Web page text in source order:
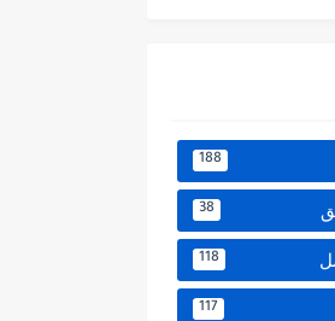
188
38
118
117